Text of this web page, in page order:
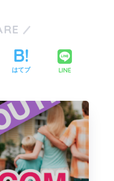
はてブ LINE